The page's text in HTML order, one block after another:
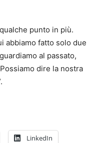
punto in più.
abbiamo fatto solo due
al passato,
dire la nostra
LinkedIn